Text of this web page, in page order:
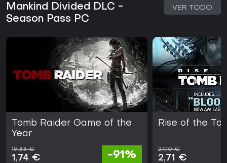
Mankind Divided DLC -
Season Pass PC
VER TODO
Tomb Raider Game of the
Year
19,33 €
1,74 € -91%
Rise of the
27,10 €
2,71 €